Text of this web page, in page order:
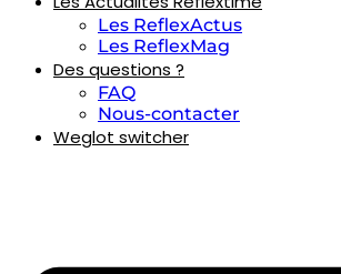
Les ReflexActus
Les ReflexMag
Des questions ?
FAQ
Nous-contacter
Weglot switcher